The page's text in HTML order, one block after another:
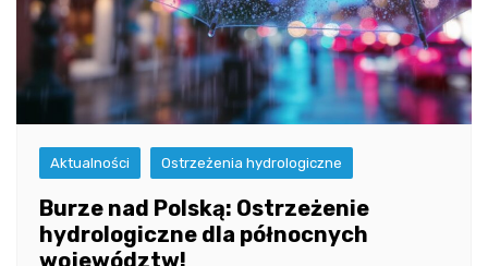
Aktualności Ostrzeżenia hydrologiczne
Burze nad Polską: Ostrzeżenie
hydrologiczne dla północnych